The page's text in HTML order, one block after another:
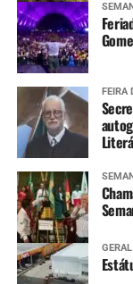
FEIRA
GERAL